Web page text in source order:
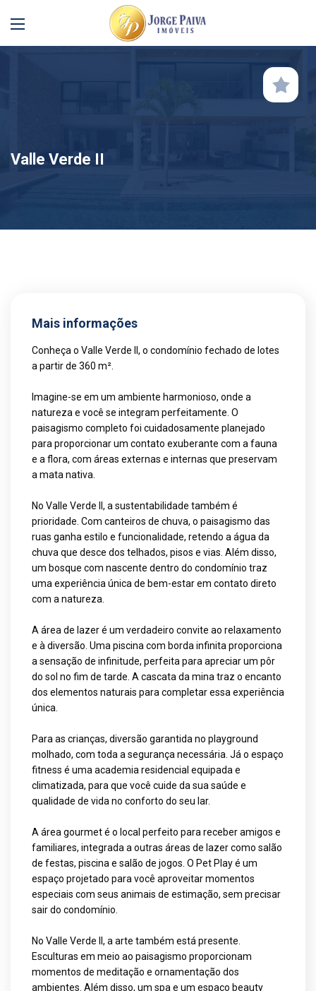
Valle Verde II
Mais informações
Conheça o Valle Verde II, o condomínio fechado de lotes
a partir de 360 m².
Imagine-se em um ambiente harmonioso, onde a
natureza e você se integram perfeitamente. O
paisagismo completo foi cuidadosamente planejado
para proporcionar um contato exuberante com a fauna
e a flora, com áreas externas e internas que preservam
a mata nativa.
No Valle Verde II, a sustentabilidade também é
prioridade. Com canteiros de chuva, o paisagismo das
ruas ganha estilo e funcionalidade, retendo a água da
chuva que desce dos telhados, pisos e vias. Além disso,
um bosque com nascente dentro do condomínio traz
uma experiência única de bem-estar em contato direto
com a natureza.
A área de lazer é um verdadeiro convite ao relaxamento
e à diversão. Uma piscina com borda infinita proporciona
a sensação de infinitude, perfeita para apreciar um pôr
do sol no fim de tarde. A cascata da mina traz o encanto
dos elementos naturais para completar essa experiência
única.
Para as crianças, diversão garantida no playground
molhado, com toda a segurança necessária. Já o espaço
fitness é uma academia residencial equipada e
climatizada, para que você cuide da sua saúde e
qualidade de vida no conforto do seu lar.
A área gourmet é o local perfeito para receber amigos e
familiares, integrada a outras áreas de lazer como salão
de festas, piscina e salão de jogos. O Pet Play é um
espaço projetado para você aproveitar momentos
especiais com seus animais de estimação, sem precisar
sair do condomínio.
No Valle Verde II, a arte também está presente.
Esculturas em meio ao paisagismo proporcionam
momentos de meditação e ornamentação dos
ambientes. Além disso, um spa e um espaço beauty